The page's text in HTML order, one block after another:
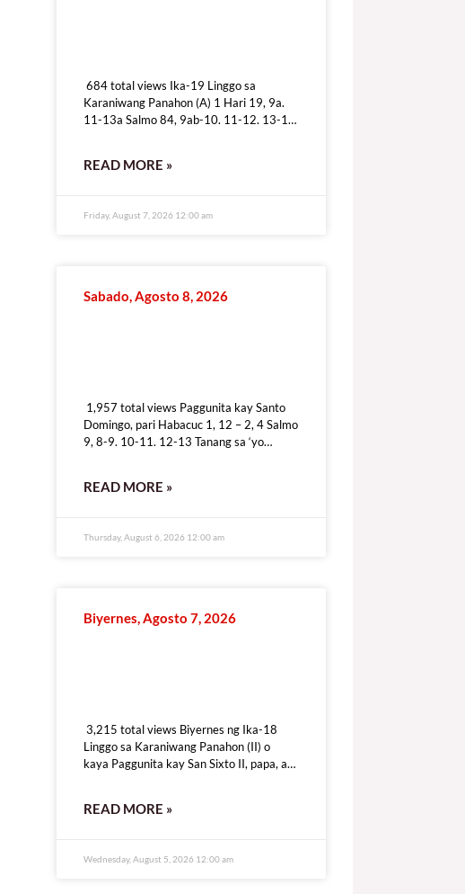
684 total views Ika-19 Linggo sa
Karaniwang Panahon (A) 1 Hari 19, 9a.
11-13a Salmo 84, 9ab-10. 11-12. 13-14
READ MORE »
Friday, August 7, 2026 12:00 am
Sabado, Agosto 8, 2026
1,957 total views Paggunita kay Santo
Domingo, pari Habacuc 1, 12 – 2, 4 Salmo
9, 8-9. 10-11. 12-13 Tanang sa ‘yo
READ MORE »
Thursday, August 6, 2026 12:00 am
Biyernes, Agosto 7, 2026
3,215 total views Biyernes ng Ika-18
Linggo sa Karaniwang Panahon (II) o
kaya Paggunita kay San Sixto II, papa, at
READ MORE »
Wednesday, August 5, 2026 12:00 am